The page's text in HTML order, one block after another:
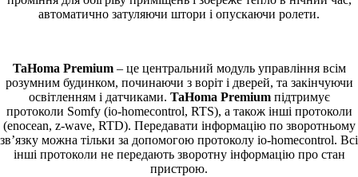
автоматично затуляючи штори і опускаючи ролети.
TaHoma Premium– це центральний модуль управління всім
розумним будинком, починаючи з воріт і дверей, та закінчуючи
освітленням і датчиками. TaHoma Premiumпідтримує
протоколи Somfy (io-homecontrol, RTS), а також інші протоколи
(enocean, z-wave, RTD). Передавати інформацію по зворотньому
зв’язку можна тільки за допомогою протоколу io-homecontrol. Всі
інші протоколи не передають зворотну інформацію про стан
пристрою.